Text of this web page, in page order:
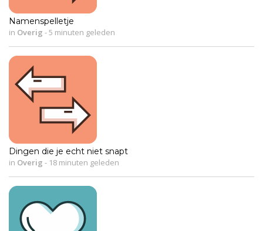
Namenspelletje
in Overig -5 minuten geleden
Dingen die je echt niet snapt
in Overig - 18 minuten geleden